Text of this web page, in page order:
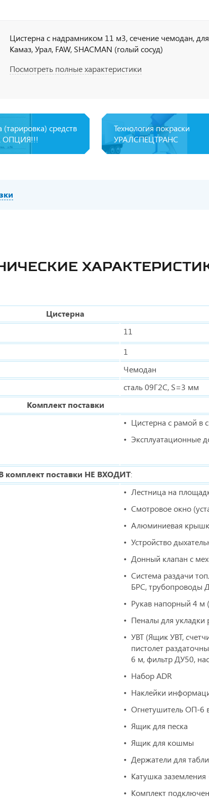
Цистерна с надрамником 11 м3, сечение чемодан,
Камаз, Урал, FAW, SHACMAN (голый сосуд)
Посмотреть полные характеристики
(тарировка) средств
ОПЦИЯ!!!
Технология покраски
УРАЛСПЕЦТРАНС
Цистерна
11
1
Чемодан
сталь 09Г2С, S=3 мм
Комплект поставки
Цистерна с рамой в
Эксплуатационные
комплект поставки НЕ ВХОДИТ:
Лестница на
Смотровое окно
Алюминиевая
Устройство
Донный клапан с
Система раздачи
БРС, трубопроводы
Рукав напорный 4 м
Пеналы для укладки
УВТ (Ящик УВТ,
пистолет
6 м, фильтр ДУ50,
Набор ADR
Наклейки
Огнетушитель ОП-6
Ящик для песка
Ящик для кошмы
Держатели для
Катушка
Комплект